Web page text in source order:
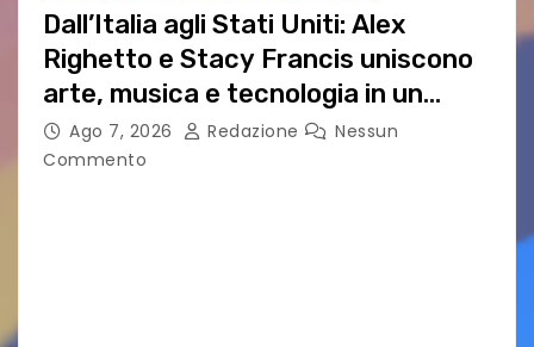
Dall’Italia agli Stati Uniti: Alex
Righetto e Stacy Francis uniscono
arte, musica e tecnologia in un
nuovo progetto internazionale”
Ago 7, 2026 Redazione
Nessun
Commento